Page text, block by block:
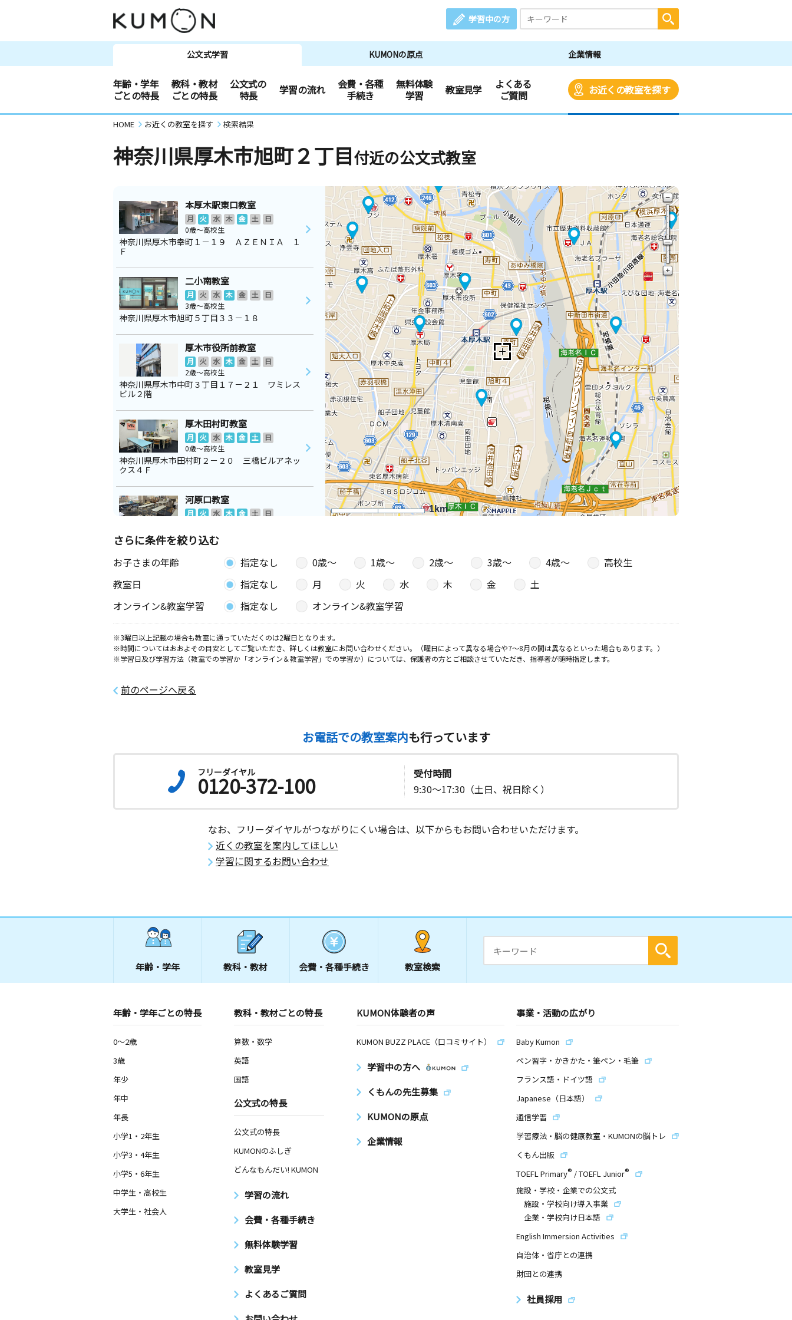
学習中の方
公文式学習 KUMONの原点 企業情報
年齢・学年
ごとの特長
教科・教材
ごとの特長
公文式の
特長
学習の流れ
会費・各種
手続き
無料体験
学習
教室見学
よくある
ご質問
お近くの教室を探す
HOME お近くの教室を探す 検索結果
神奈川県厚木市旭町２丁目付近の公文式教室
1km
本厚木駅東口教室
月 火 水 木 金 土
日
0歳～高校生
神奈川県厚木市幸町１－１９ ＡＺＥＮＩＡ １
Ｆ
二小南教室
月 火 水 木 金 土
日
3歳～高校生
神奈川県厚木市旭町５丁目３３－１８
厚木市役所前教室
月 火 水 木 金 土
日
2歳～高校生
神奈川県厚木市中町３丁目１７－２１ ワミレス
ビル２階
厚木田村町教室
月 火 水 木 金 土
日
0歳～高校生
神奈川県厚木市田村町２－２０ 三橋ビルアネッ
クス４Ｆ
河原口教室
月 火 水 木 金 土
日
神奈川県海老名市河原口２－１５－２２厚木倉庫
ビル３０１
木 金 土 日
0歳～高校生
神奈川県海老名市中新田３丁目８－９伊勢宮ビル
２階
社家教室
月 火 水 木 土
日
神奈川県海老名市社家２丁目４－３９
神奈川県厚木市妻田南１丁目１５－３０
恩名教室
0歳～高校生
とむろ教室
金 土
4歳～高校生
神奈川県厚木市戸室３丁目１５－１７
月 火 金 土
日
0歳～高校生
神奈川県海老名市中央３丁目５－６第１５三幸ビ
さらに条件を絞り込む
お子さまの年齢 指定なし 0歳〜 1歳〜 2歳〜 3歳〜 4歳〜
高校生
教室日
指定なし 月 火 水 木 金
土
オンライン&教室学習
指定なし オンライン&教室学習
※3曜日以上記載の場合も教室に通っていただくのは2曜日となります。
※時間についてはおおよその目安としてご覧いただき、詳しくは教室にお問い合わせください。（曜日によって異なる場合や7～8月の間は異なるといった場合もあります。）
※学習日及び学習方法（教室での学習か「オンライン＆教室学習」での学習か）については、保護者の方とご相談させていただき、指導者が随時指定します。
前のページへ戻る
お電話での教室案内も行っています
フリーダイヤル
0120-372-100
受付時間
9:30～17:30（土日、祝日除く）
なお、フリーダイヤルがつながりにくい場合は、以下からもお問い合わせいただけます。
近くの教室を案内してほしい
学習に関するお問い合わせ
年齢・学年 教科・教材 会費・ 各種手続き 教室検索
年齢・学年ごとの特長
0～2歳
3歳
年少
年中
年長
小学1・2年生
小学3・4年生
小学5・6年生
中学生・高校生
大学生・社会人
教科・教材ごとの特長
算数・数学
英語
国語
公文式の特長
公文式の特長
KUMONのふしぎ
どんなもんだい! KUMON
学習の流れ
会費・各種手続き
無料体験学習
教室見学
よくあるご質問
KUMON体験者の声
KUMON BUZZ PLACE（口コミサイト）
学習中の方へ
くもんの先生募集
KUMONの原点
企業情報
事業・活動の広がり
Baby Kumon
ペン習字・かきかた・筆ペン・毛筆
フランス語・ドイツ語
Japanese（日本語）
通信学習
学習療法・脳の健康教室・KUMONの脳トレ
くもん出版
TOEFL Primary® /TOEFL Junior®
施設・学校・企業での公文式
施設・学校向け導入事業
企業・学校向け日本語
English Immersion Activities
自治体・省庁との連携
財団との連携
社員採用